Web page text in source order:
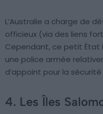
L’Australie a charge de
officieux (via des liens
Cependant, ce petit État
une police armée
d’appoint pour la
4. Les Îles